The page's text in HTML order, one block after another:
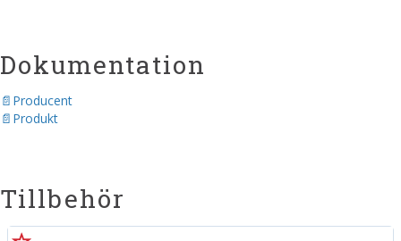
Dokumentation
Producent
Produkt
Tillbehör